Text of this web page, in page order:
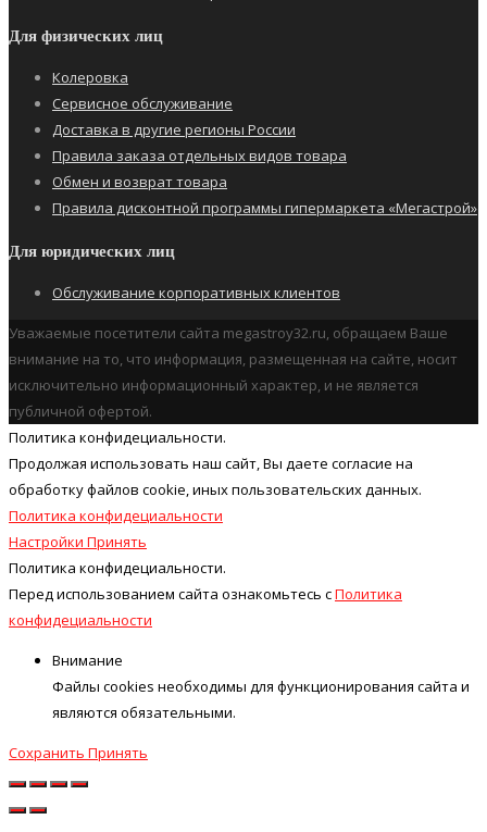
Для физических лиц
Колеровка
Сервисное обслуживание
Доставка в другие регионы России
Правила заказа отдельных видов товара
Обмен и возврат товара
Правила дисконтной программы гипермаркета «Мегастрой»
Для юридических лиц
Обслуживание корпоративных клиентов
Уважаемые посетители сайта megastroy32.ru, обращаем Ваше
внимание на то, что информация, размещенная на сайте, носит
исключительно информационный характер, и не является
публичной офертой.
Политика конфидециальности.
Продолжая использовать наш cайт, Вы даете согласие на
обработку файлов cookie, иных пользовательских данных.
Политика конфидециальности
Настройки Принять
Политика конфидециальности.
Перед использованием сайта ознакомьтесь сПолитика
конфидециальности
Внимание
Файлы cookies необходимы для функционирования сайта и
являются обязательными.
Сохранить Принять